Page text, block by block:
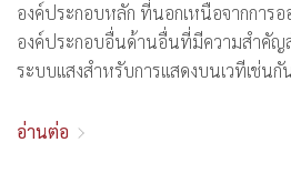
องค์ประกอบหลัก ที่นอกเหนือจากการอ
องค์ประกอบอื่นด้านอื่นที่มีความสำคัญ
ระบบแสงสำหรับการแสดงบนเวทีเช่นกั
อ่านต่อ